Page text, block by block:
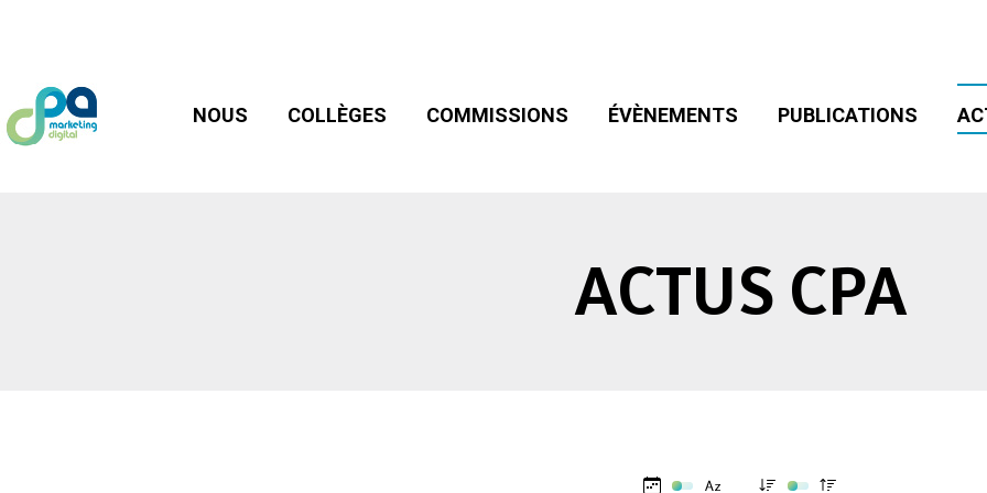
NOUS COLLÈGES COMMISSIONS ÉVÈNEMENTS PUBLICATIONS
ACTUS CPA